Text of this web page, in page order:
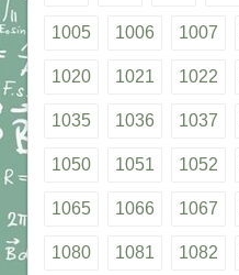
1005 1006 1007
1020 1021 1022
1035 1036 1037
1050 1051 1052
1065 1066 1067
1080 1081 1082